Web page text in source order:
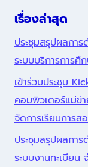
เรื่องล่าสุด
ประชุมสรุปผลการ
ระบบบริการการ
เข้าร่วมประชุม
คอมพิวเตอร์แม่ข่
จัดการเรียนการ
ประชุมสรุปผลการ
ระบบงานทะเบียน